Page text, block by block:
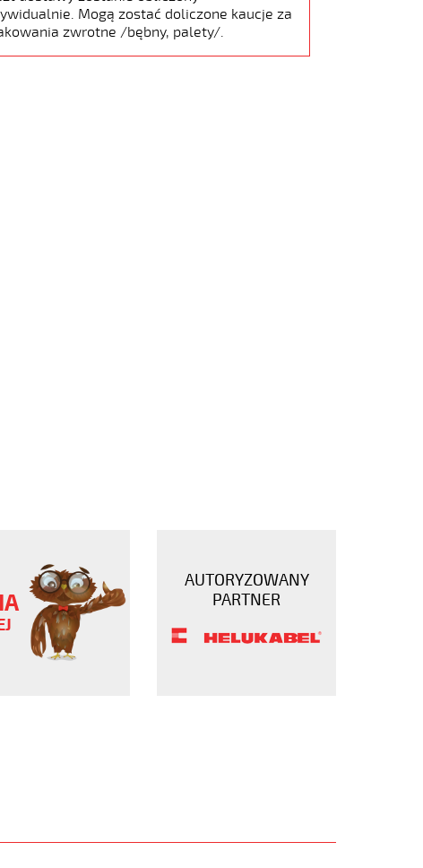
Mogą zostać doliczone kaucje za
zwrotne /bębny, palety/.
AUTORYZOWANY
PARTNER